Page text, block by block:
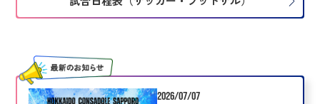
2026/07/07